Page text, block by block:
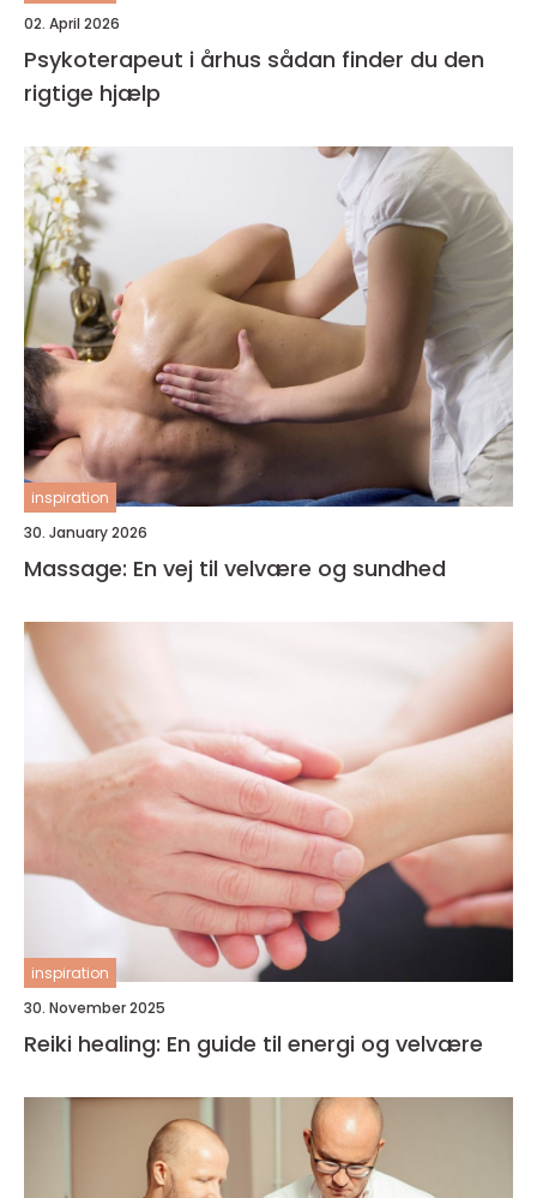
02. April 2026
Psykoterapeut i århus sådan finder du den
rigtige hjælp
inspiration
30. January 2026
Massage: En vej til velvære og sundhed
inspiration
30. November 2025
Reiki healing: En guide til energi og velvære